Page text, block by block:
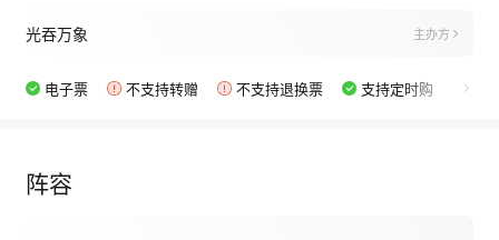
光吞万象 主办方
电子票 不支持转赠 不支持退换票 支持定时购
阵容